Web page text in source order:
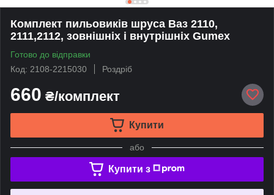
Комплект пильовиків шруса Ваз 2110,
2111,2112, зовнішніх і внутрішніх Gumex
Готово до відправки
Код: 2108-2215030
Роздріб
660 ₴/комплект
Купити
або
Купити з